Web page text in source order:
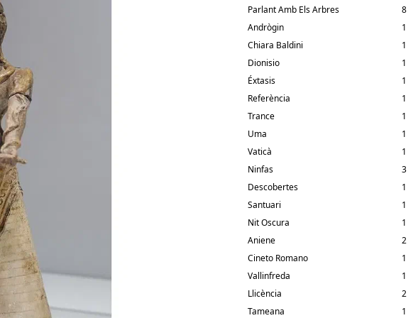
Parlant Amb Els Arbres
8
Andrògin
1
Chiara Baldini
1
Dionisio
1
Éxtasis
1
Referència
1
Trance
1
Uma
1
Vaticà
1
Ninfas
3
Descobertes
1
Santuari
1
Nit Oscura
1
Aniene
2
Cineto Romano
1
Vallinfreda
1
Llicència
2
Tameana
1